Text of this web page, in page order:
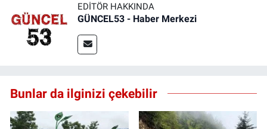
EDITÖR HAKKINDA
GÜNCEL53 - Haber Merkezi
Bunlar da ilginizi çekebilir